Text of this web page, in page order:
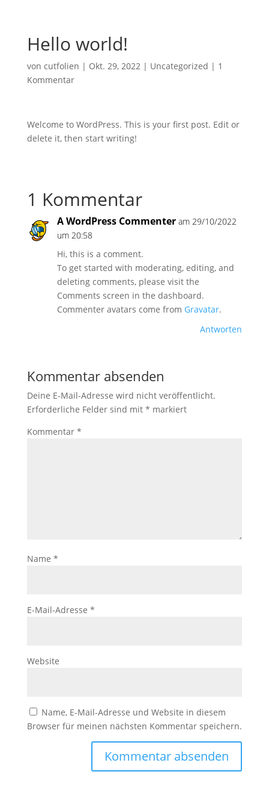
Hello world!
von cutfolien | Okt. 29, 2022| Uncategorized | 1
Kommentar
Welcome to WordPress. This is your first post. Edit or
delete it, then start writing!
1 Kommentar
A WordPress Commenter am 29/10/2022
um 20:58
Hi, this is a comment.
To get started with moderating, editing, and
deleting comments, please visit the
Comments screen in the dashboard.
Commenter avatars come from Gravatar.
Antworten
Kommentar absenden
Deine E-Mail-Adresse wird nicht veröffentlicht.
Erforderliche Felder sind mit * markiert
Kommentar *
Name *
E-Mail-Adresse *
Website
Name, E-Mail-Adresse und Website in diesem
Browser für meinen nächsten Kommentar speichern.